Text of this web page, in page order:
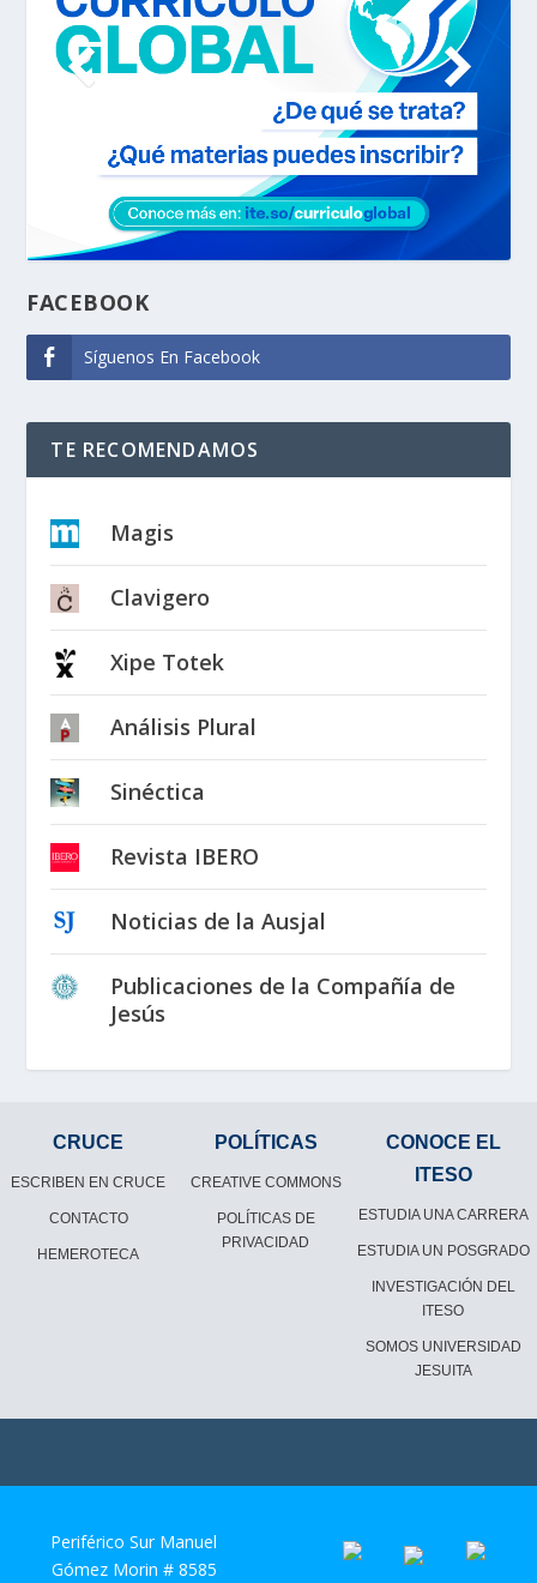
FACEBOOK
Síguenos En Facebook
TE RECOMENDAMOS
Magis
Clavigero
Xipe Totek
Análisis Plural
Sinéctica
Revista IBERO
Noticias de la Ausjal
Publicaciones de la Compañía de
Jesús
CRUCE
ESCRIBEN EN CRUCE
CONTACTO
HEMEROTECA
POLÍTICAS
CREATIVE COMMONS
POLÍTICAS DE
PRIVACIDAD
CONOCE EL
ITESO
ESTUDIA UNA CARRERA
ESTUDIA UN POSGRADO
INVESTIGACIÓN DEL
ITESO
SOMOS UNIVERSIDAD
JESUITA
Periférico Sur Manuel
Gómez Morin # 8585